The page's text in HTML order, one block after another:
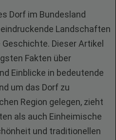
Dorf im Bundesland
Landschaften
Dieser Artikel
Fakten über
Einblicke in bedeutende
um das Dorf zu
Region gelegen, zieht
als auch Einheimische
und traditionellen